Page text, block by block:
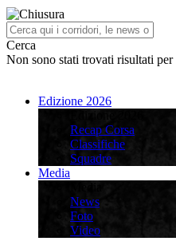
Cerca
Non sono stati trovati risultati per
Edizione 2026
Recap Corsa
Classifiche
Squadre
Media
News
Foto
Video